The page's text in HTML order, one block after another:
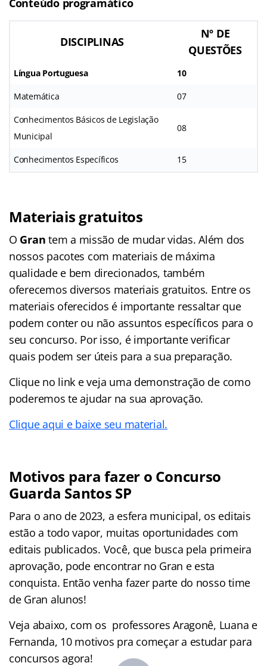
Conteúdo programático
DISCIPLINAS
Nº DE
QUESTÕES
Língua Portuguesa 10
Matemática 07
Conhecimentos Básicos de Legislação
Municipal
08
Conhecimentos Específicos 15
Materiais gratuitos
O Grantem a missão de mudar vidas. Além dos
nossos pacotes com materiais de máxima
qualidade e bem direcionados, também
oferecemos diversos materiais gratuitos. Entre os
materiais oferecidos é importante ressaltar que
podem conter ou não assuntos específicos para o
seu concurso. Por isso, é importante verificar
quais podem ser úteis para a sua preparação.
Clique no link e veja uma demonstração de como
poderemos te ajudar na sua aprovação.
Clique aqui e baixe seu material.
Motivos para fazer o Concurso
Guarda Santos SP
Para o ano de 2023, a esfera municipal, os editais
estão a todo vapor, muitas oportunidades com
editais publicados. Você, que busca pela primeira
aprovação, pode encontrar no Gran e esta
conquista. Então venha fazer parte do nosso time
de Gran alunos!
Veja abaixo, com os professores Aragonê, Luana e
Fernanda, 10 motivos pra começar a estudar para
concursos agora!